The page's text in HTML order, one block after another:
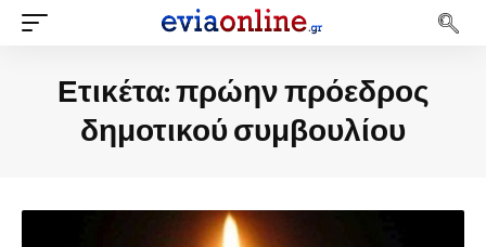
Ετικέτα:πρώην πρόεδρος
δημοτικού συμβουλίου